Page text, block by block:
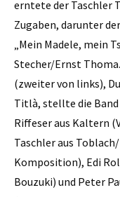
erntete der Taschler
Zugaben, darunter
„Mein Madele, mein
Stecher/Ernst
(zweiter von links),
Titlà, stellte die Band
Riffeser aus Kaltern
Taschler aus
Komposition), Edi
Bouzuki) und Peter